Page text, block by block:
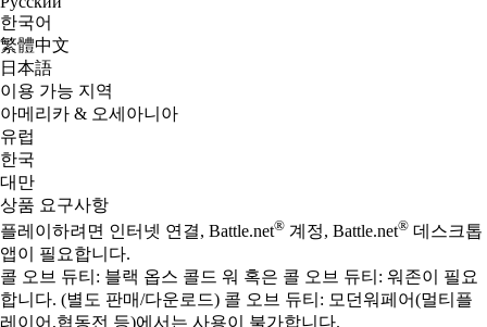
한국어
繁體中文
日本語
이용 가능 지역
아메리카 & 오세아니아
유럽
한국
대만
상품 요구사항
플레이하려면 인터넷 연결, Battle.net® 계정, Battle.net® 데스크톱
앱이 필요합니다.
콜 오브 듀티: 블랙 옵스 콜드 워 혹은 콜 오브 듀티: 워존이 필요
합니다. (별도 판매/다운로드) 콜 오브 듀티: 모던워페어(멀티플
레이어,협동전 등)에서는 사용이 불가합니다.